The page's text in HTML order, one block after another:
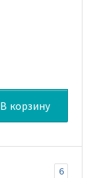
В корзину
6